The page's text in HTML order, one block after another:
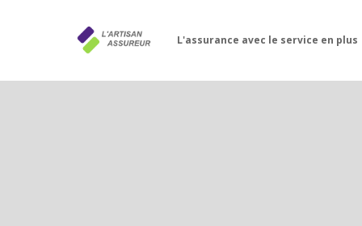
L'assurance avec le service en plus